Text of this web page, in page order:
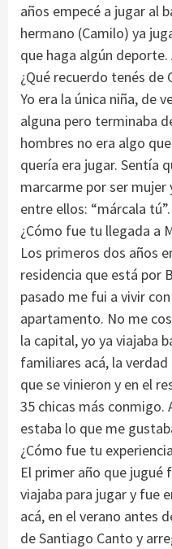
años empecé a jugar al
hermano (Camilo) ya
que haga algún
¿Qué recuerdo tenés de
Yo era la única niña, de
alguna pero terminaba
hombres no era algo
quería era jugar. Sentía
marcarme por ser mujer
entre ellos: “márcala tú”.
¿Cómo fue tu llegada a
Los primeros dos años
residencia que está por
pasado me fui a vivir
apartamento. No me
la capital, yo ya viajaba
familiares acá, la
que se vinieron y en el
35 chicas más conmigo.
estaba lo que me
¿Cómo fue tu
El primer año que jugué
viajaba para jugar y fue
acá, en el verano antes
de Santiago Canto y